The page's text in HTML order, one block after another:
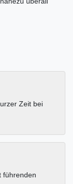
Zeit bei
führenden